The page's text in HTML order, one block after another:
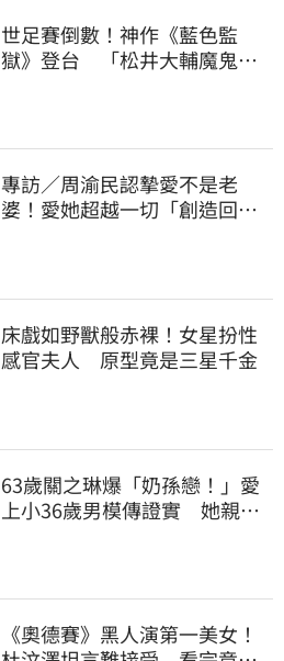
世足賽倒數！神作《藍色監
獄》登台 「松井大輔魔鬼特
專訪／周渝民認摯愛不是老
婆！愛她超越一切「創造回
床戲如野獸般赤裸！女星扮性
感官夫人 原型竟是三星千金
63歲關之琳爆「奶孫戀！」愛
上小36歲男模傳證實 她親上
《奧德賽》黑人演第一美女！